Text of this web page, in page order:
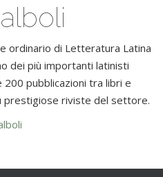
ordinario di Letteratura Latina
dei più importanti latinisti
pubblicazioni tra libri e
prestigiose riviste del settore.